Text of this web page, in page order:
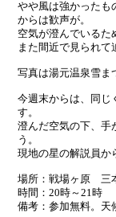
やや風は強かったも
からは歓声が。
空気が澄んでいるた
また間近で見られ
写真は湯元温泉雪ま
今週末からは、同じ
す。
澄んだ空気の下、手
う。
現地の星の解説員か
場所：戦場ヶ原 三
時間：20時～21時
備考：参加無料。天